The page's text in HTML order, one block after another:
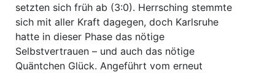
setzten sich früh ab (3:0). Herrsching stemmte
sich mit aller Kraft dagegen, doch Karlsruhe
hatte in dieser Phase das nötige
Selbstvertrauen – und auch das nötige
Quäntchen Glück. Angeführt vom erneut